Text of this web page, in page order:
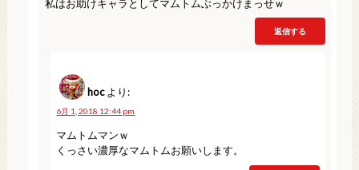
私はお助けキャラとしてマムトムぶっかけまっせｗ
返信する
hoc より:
6月 1, 2018 12:44 pm
マムトムマンｗ
くっさい濃厚なマムトムお願いします。